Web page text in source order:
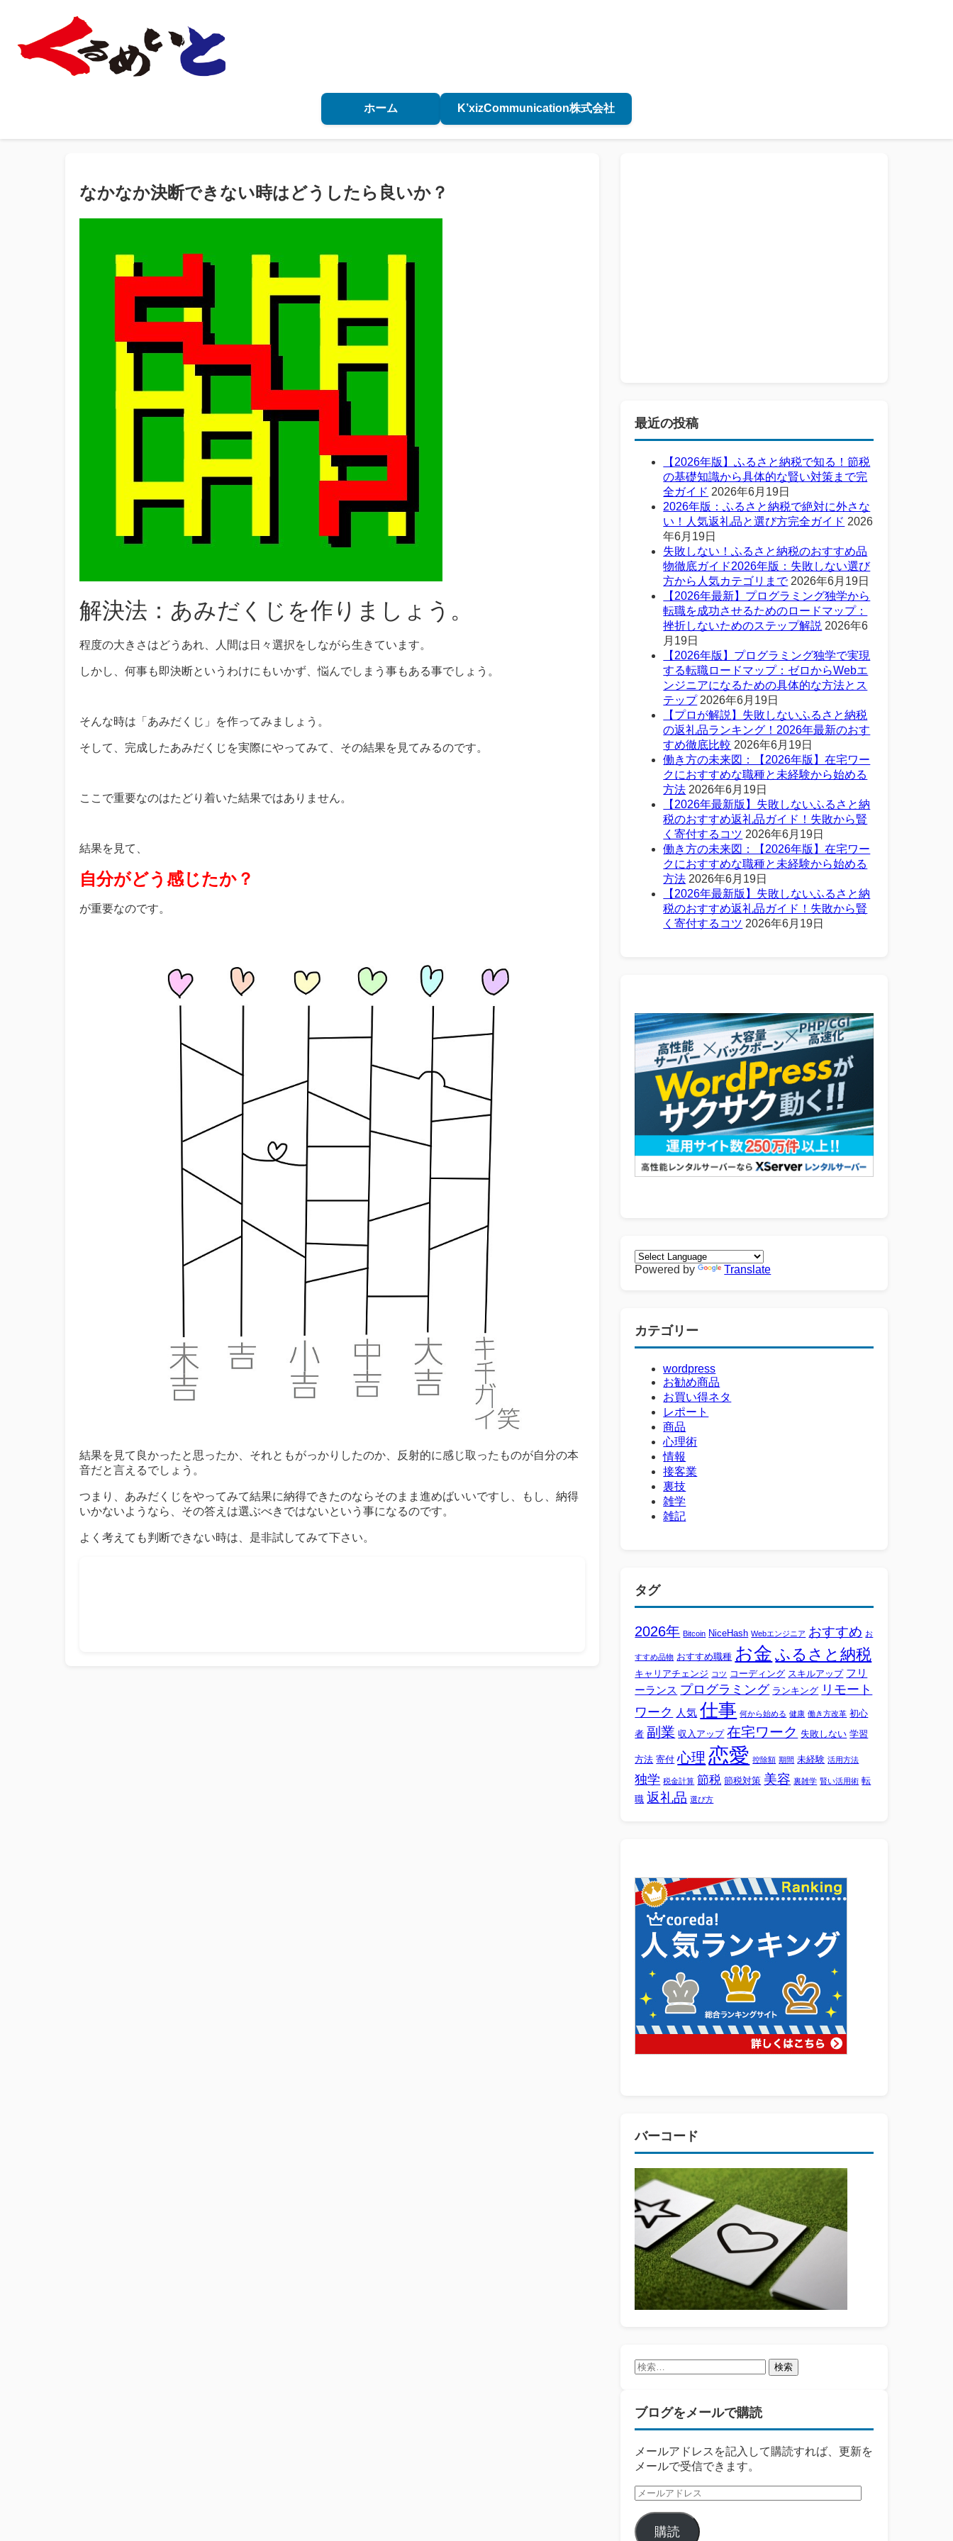
ホーム K’xizCommunication株式会社
なかなか決断できない時はどうしたら良いか？
解決法：あみだくじを作りましょう。
程度の大きさはどうあれ、人間は日々選択をしながら生きています。
しかし、何事も即決断というわけにもいかず、悩んでしまう事もある事でしょう。
そんな時は「あみだくじ」を作ってみましょう。
そして、完成したあみだくじを実際にやってみて、その結果を見てみるのです。
ここで重要なのはたどり着いた結果ではありません。
結果を見て、
自分がどう感じたか？
が重要なのです。
結果を見て良かったと思ったか、それともがっかりしたのか、反射的に感じ取ったものが自分の本
音だと言えるでしょう。
つまり、あみだくじをやってみて結果に納得できたのならそのまま進めばいいですし、もし、納得
いかないようなら、その答えは選ぶべきではないという事になるのです。
よく考えても判断できない時は、是非試してみて下さい。
最近の投稿
【2026年版】ふるさと納税で知る！節税
の基礎知識から具体的な賢い対策まで完
全ガイド 2026年6月19日
2026年版：ふるさと納税で絶対に外さな
い！人気返礼品と選び方完全ガイド 2026
年6月19日
失敗しない！ふるさと納税のおすすめ品
物徹底ガイド2026年版：失敗しない選び
方から人気カテゴリまで 2026年6月19日
【2026年最新】プログラミング独学から
転職を成功させるためのロードマップ：
挫折しないためのステップ解説 2026年6
月19日
【2026年版】プログラミング独学で実現
する転職ロードマップ：ゼロからWebエ
ンジニアになるための具体的な方法とス
テップ 2026年6月19日
【プロが解説】失敗しないふるさと納税
の返礼品ランキング！2026年最新のおす
すめ徹底比較 2026年6月19日
働き方の未来図：【2026年版】在宅ワー
クにおすすめな職種と未経験から始める
方法 2026年6月19日
【2026年最新版】失敗しないふるさと納
税のおすすめ返礼品ガイド！失敗から賢
く寄付するコツ 2026年6月19日
働き方の未来図：【2026年版】在宅ワー
クにおすすめな職種と未経験から始める
方法 2026年6月19日
【2026年最新版】失敗しないふるさと納
税のおすすめ返礼品ガイド！失敗から賢
く寄付するコツ 2026年6月19日
Powered by Translate
カテゴリー
wordpress
お勧め商品
お買い得ネタ
レポート
商品
心理術
情報
接客業
裏技
雑学
雑記
タグ
2026年 Bitcoin NiceHash Webエンジニア おすすめ お
すすめ品物 おすすめ職種 お金 ふるさと納税
キャリアチェンジ コツ コーディング スキルアップ フリ
ーランス プログラミング ランキング リモート
ワーク 人気 仕事 何から始める 健康 働き方改革 初心
者 副業 収入アップ 在宅ワーク 失敗しない 学習
方法 寄付 心理 恋愛 控除額 期間 未経験 活用方法
独学 税金計算 節税 節税対策 美容 裏雑学 賢い活用術 転
職 返礼品 選び方
バーコード
検
ブログをメールで購読
メールアドレスを記入して購読すれば、更新を
メールで受信できます。
メ
ル
ア
購読